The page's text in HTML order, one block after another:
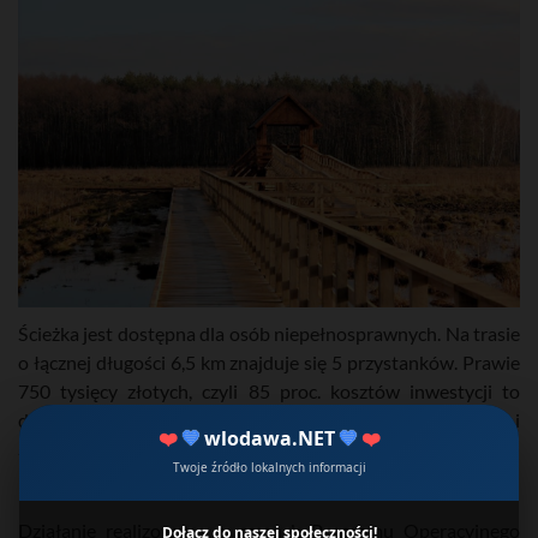
❤️ 💙wlodawa.NET 💙❤️
Twoje źródło lokalnych informacji
Dołącz do naszej społeczności!
Ścieżka jest dostępna dla osób niepełnosprawnych. Na trasie
o łącznej długości 6,5 km znajduje się 5 przystanków. Prawie
750 tysięcy złotych, czyli 85 proc. kosztów inwestycji to
dofinansowanie z Programu Operacyjnego Infrastruktura i
Działanie realizowane w ramach Programu Operacyjnego